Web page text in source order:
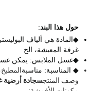
حول هذا البند:
◆المادة هي ألياف البوليستر
غرفة المعيشة، الخ
◆غسل الملابس: يمكن غسلها
◆ المناسبة: مناسبة
وصف المنتجسجادة أرضية